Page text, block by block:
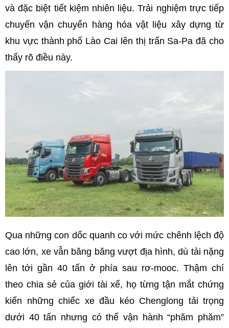
và đặc biệt tiết kiệm nhiên liệu. Trải nghiệm trực tiếp
chuyến vận chuyển hàng hóa vật liệu xây dựng từ
khu vực thành phố Lào Cai lên thị trấn Sa-Pa đã cho
thấy rõ điều này.
Qua những con dốc quanh co với mức chênh lệch độ
cao lớn, xe vẫn băng băng vượt địa hình, dù tải nặng
lên tới gần 40 tấn ở phía sau rơ-mooc. Thậm chí
theo chia sẻ của giới tài xế, họ từng tận mắt chứng
kiến những chiếc xe đầu kéo Chenglong tải trọng
dưới 40 tấn nhưng có thể vận hành “phăm phăm”